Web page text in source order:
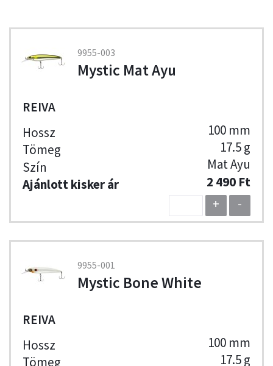
9955-003
Mystic Mat Ayu
REIVA
100 mm
17.5 g
Mat Ayu
2 490 Ft
+
-
9955-001
Mystic Bone White
REIVA
100 mm
17.5 g